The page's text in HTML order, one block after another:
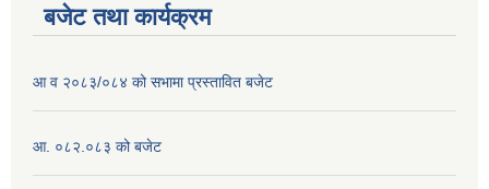
बजेट तथा कार्यक्रम
आ व २०८३/०८४ को सभामा प्रस्तावित बजेट
आ. ०८२.०८३ को बजेट